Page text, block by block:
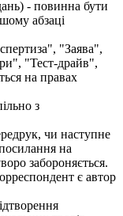
- повинна бути
абзаці
"Заява",
"Тест-драйв",
на правах
з
чи наступне
на
забороняється.
є автор